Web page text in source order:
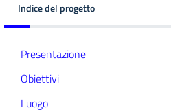
Indice del progetto
Presentazione
Obiettivi
Luogo